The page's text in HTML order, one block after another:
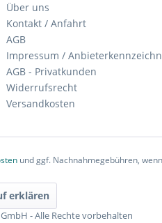
Über uns
Kontakt / Anfahrt
AGB
Impressum /
AGB - Privatkunden
Widerrufsrecht
Versandkosten
und ggf. Nachnahmegebühren,
erklären
- Alle Rechte vorbehalten